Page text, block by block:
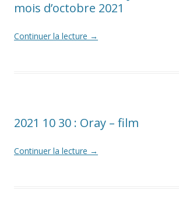
mois d’octobre 2021
Continuer la lecture →
2021 10 30 : Oray – film
Continuer la lecture →